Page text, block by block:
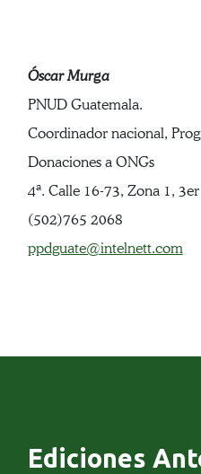
Óscar Murga
PNUD Guatemala.
Coordinador nacional,
Donaciones a ONGs
4ª. Calle 16-73, Zona 1,
(502)765 2068
ppdguate@intelnett.com
Ediciones